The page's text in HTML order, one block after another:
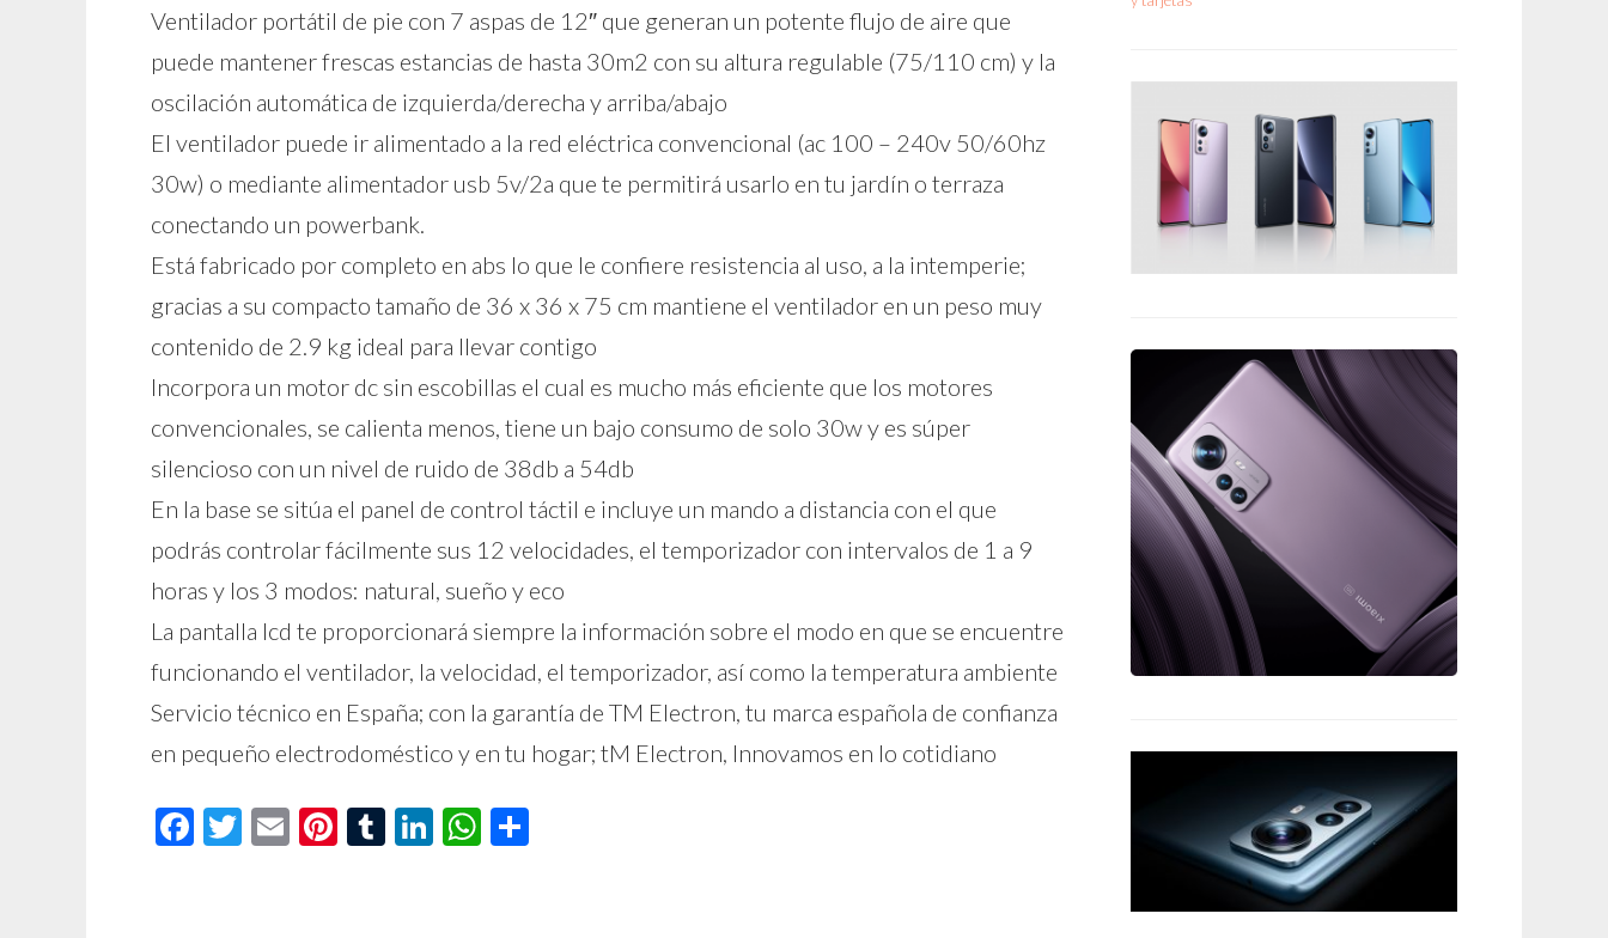
Ventilador portátil de pie con 7 aspas de 12″ que generan un potente flujo de aire que
puede mantener frescas estancias de hasta 30m2 con su altura regulable (75/110 cm) y la
oscilación automática de izquierda/derecha y arriba/abajo
El ventilador puede ir alimentado a la red eléctrica convencional (ac 100 – 240v 50/60hz
30w) o mediante alimentador usb 5v/2a que te permitirá usarlo en tu jardín o terraza
conectando un powerbank.
Está fabricado por completo en abs lo que le confiere resistencia al uso, a la intemperie;
gracias a su compacto tamaño de 36 x 36 x 75 cm mantiene el ventilador en un peso muy
contenido de 2.9 kg ideal para llevar contigo
Incorpora un motor dc sin escobillas el cual es mucho más eficiente que los motores
convencionales, se calienta menos, tiene un bajo consumo de solo 30w y es súper
silencioso con un nivel de ruido de 38db a 54db
En la base se sitúa el panel de control táctil e incluye un mando a distancia con el que
podrás controlar fácilmente sus 12 velocidades, el temporizador con intervalos de 1 a 9
horas y los 3 modos: natural, sueño y eco
La pantalla lcd te proporcionará siempre la información sobre el modo en que se encuentre
funcionando el ventilador, la velocidad, el temporizador, así como la temperatura ambiente
Servicio técnico en España; con la garantía de TM Electron, tu marca española de confianza
en pequeño electrodoméstico y en tu hogar; tM Electron, Innovamos en lo cotidiano
Facebook
Twitter
EmailPinterest
Tumblr
LinkedIn
WhatsApp